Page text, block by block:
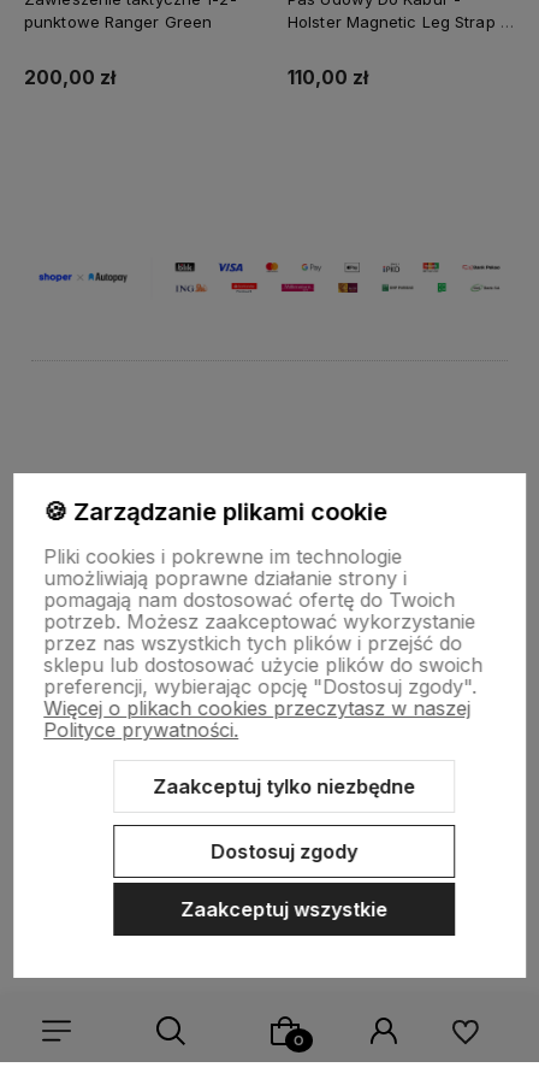
punktowe Ranger Green
200,00 zł
Holster Magnetic Leg Strap -
110,00 zł
polityce prywatności
MOJE KONTO
PŁATNOŚCI I DOSTAWA
INFORMACJE
🍪 Zarządzanie plikami cookie
Pliki cookies i pokrewne im technologie
umożliwiają poprawne działanie strony i
pomagają nam dostosować ofertę do Twoich
potrzeb. Możesz zaakceptować wykorzystanie
przez nas wszystkich tych plików i przejść do
sklepu lub dostosować użycie plików do swoich
preferencji, wybierając opcję "Dostosuj zgody".
Więcej o plikach cookies przeczytasz w naszej
Polityce prywatności.
Zaakceptuj tylko niezbędne
Dostosuj zgody
Zaakceptuj wszystkie